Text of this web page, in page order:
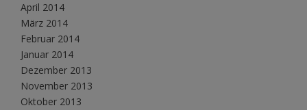
April 2014
März 2014
Februar 2014
Januar 2014
Dezember 2013
November 2013
Oktober 2013